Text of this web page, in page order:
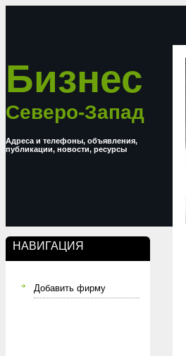
Бизнес
Северо-Запад
Адреса и телефоны, объявления,
публикации, новости, ресурсы
НАВИГАЦИЯ
Добавить фирму